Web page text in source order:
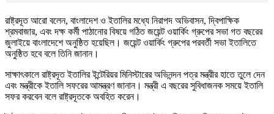
রাষ্ট্রদূত আরো বলেন, বাংলাদেশ ও ইতালির মধ্যে নিরাপদ অভিবাসন, দ্বিপাক্ষিক
শ্রমবাজার, এবং দক্ষ কর্মী পাঠানোর বিষয়ে গঠিত জয়েন্ট ওয়ার্কিং গ্রুপের সভা গত বছরের
জুলাইয়ে বাংলাদেশে অনুষ্ঠিত হয়েছিল। জয়েন্ট ওয়ার্কিং গ্রুপের পরবর্তী সভা ইতালিতে
অনুষ্ঠিত হবে বলে তিনি জানান।
সাক্ষাৎকালে রাষ্ট্রদূত ইতালির ইন্টেরিয়র মিনিস্টারের অভিনন্দন পত্র মন্ত্রীর হাতে তুলে দেন
এবং মন্ত্রীকে ইতালি সফরের আমন্ত্রণ জানান। মন্ত্রী এ বছরের সুবিধাজনক সময়ে ইতালি
সফর করবেন বলে রাষ্ট্রদূতকে অবহিত করেন।